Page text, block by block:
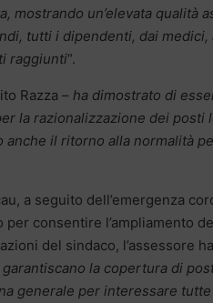
mostrando un’elevata qualità
tutti i dipendenti, dai
raggiunti“.
Razza – ha dimostrato di
la razionalizzazione dei
anche il ritorno alla normalità
a seguito dell’emergenza
consentire l’ampliamento
del sindaco, l’assessore
la copertura di
generale per interessare